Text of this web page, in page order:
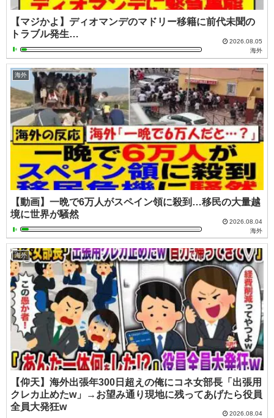
【マジかよ】ディオマンデのマドリー移籍に前代未聞の
トラブル発生…
2026.08.05
海外
海外
【動画】一晩で6万人がスペイン領に殺到…移民の大量越
境に世界が騒然
2026.08.04
海外
海外
【仰天】海外出張年300日超えの俺にコネ女部長「出張用
クレカ止めたw」→お望み通り現地に残ってあげたら役員
全員大発狂w
2026.08.04